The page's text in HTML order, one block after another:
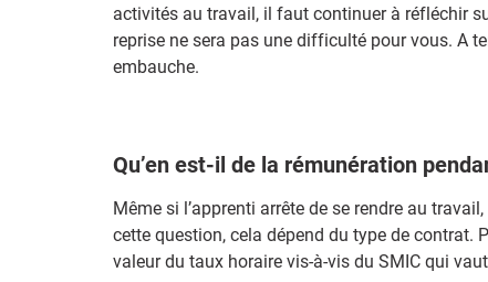
activités au travail, il faut continuer à réfléchir
reprise ne sera pas une difficulté pour vous. A
embauche.
Qu’en est-il de la rémunération
Même si l’apprenti arrête de se rendre au
cette question, cela dépend du type de contrat.
valeur du taux horaire vis-à-vis du SMIC qui